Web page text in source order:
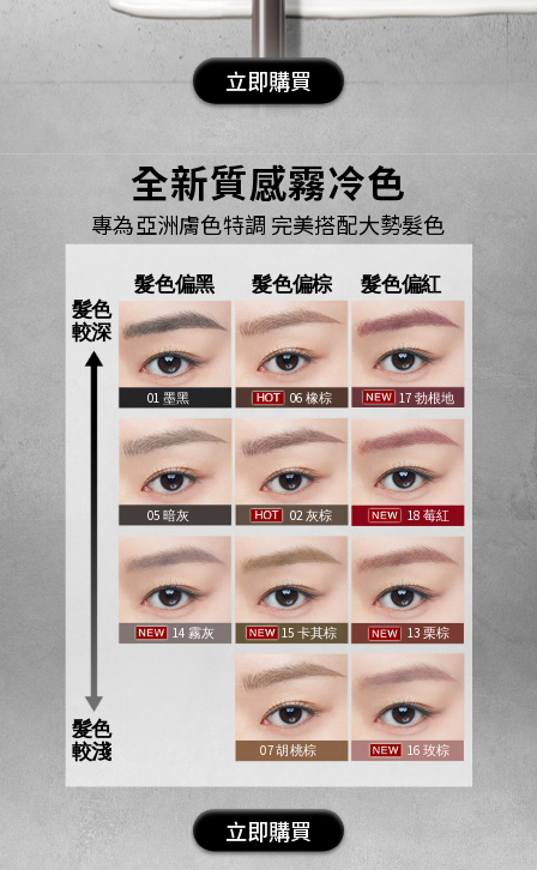
立即購買
全新質感霧冷色​​
專為亞洲膚色特調 完美搭配大勢髮色
髮色偏黑​ 髮色偏棕​​
髮色偏紅​​
髮色
較深
髮​色
​較​淺​
01 墨黑​ 06 橡棕​ 17 勃根地​​
05 暗灰 02 灰棕​ 18 莓紅​​
14 霧灰 15 卡其棕​ 13 栗棕​​
07 胡桃棕 16 玫棕​​
立即購買